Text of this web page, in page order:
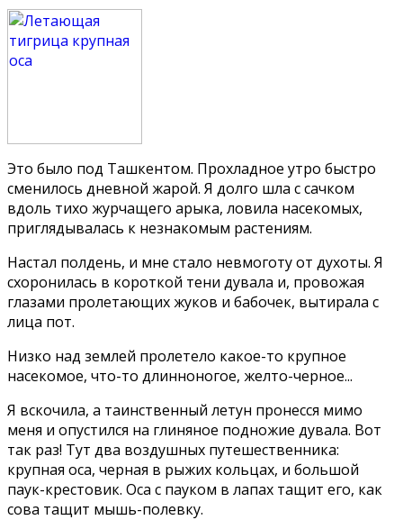
Это было под Ташкентом. Прохладное утро быстро
сменилось дневной жарой. Я долго шла с сачком
вдоль тихо журчащего арыка, ловила насекомых,
приглядывалась к незнакомым растениям.
Настал полдень, и мне стало невмоготу от духоты. Я
схоронилась в короткой тени дувала и, провожая
глазами пролетающих жуков и бабочек, вытирала с
лица пот.
Низко над землей пролетело какое-то крупное
насекомое, что-то длинноногое, желто-черное...
Я вскочила, а таинственный летун пронесся мимо
меня и опустился на глиняное подножие дувала. Вот
так раз! Тут два воздушных путешественника:
крупная оса, черная в рыжих кольцах, и большой
паук-крестовик. Оса с пауком в лапах тащит его, как
сова тащит мышь-полевку.